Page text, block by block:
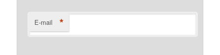
E-mail *